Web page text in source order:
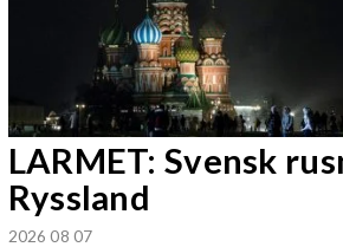
LARMET: Svensk
Ryssland
2026 08 07